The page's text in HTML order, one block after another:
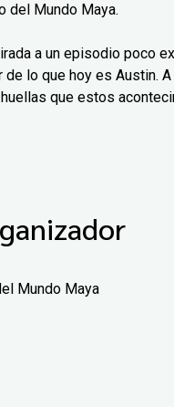
del Mundo Maya.
a un episodio poco
de lo que hoy es Austin.
que estos
Mundo Maya